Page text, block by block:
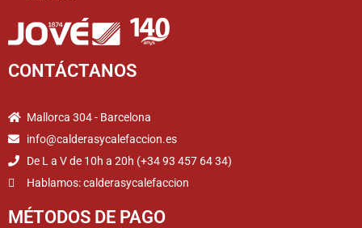
CONTÁCTANOS
Mallorca 304 - Barcelona
info@calderasycalefaccion.es
De L a V de 10h a 20h (+34 93 457 64 34)
Hablamos: calderasycalefaccion
MÉTODOS DE PAGO